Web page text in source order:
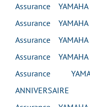
Assurance
Assurance
Assurance
Assurance
Assurance
ANNIVERSAIRE